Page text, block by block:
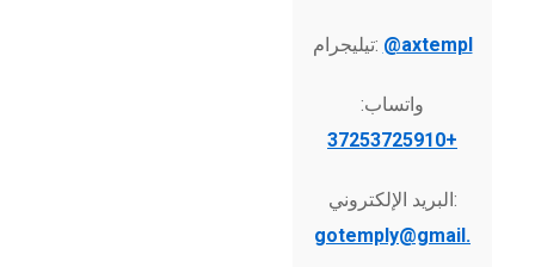
تيليجرام: @axtempl
واتساب:
+37253725910
البريد الإلكتروني:
gotemply@gmail.